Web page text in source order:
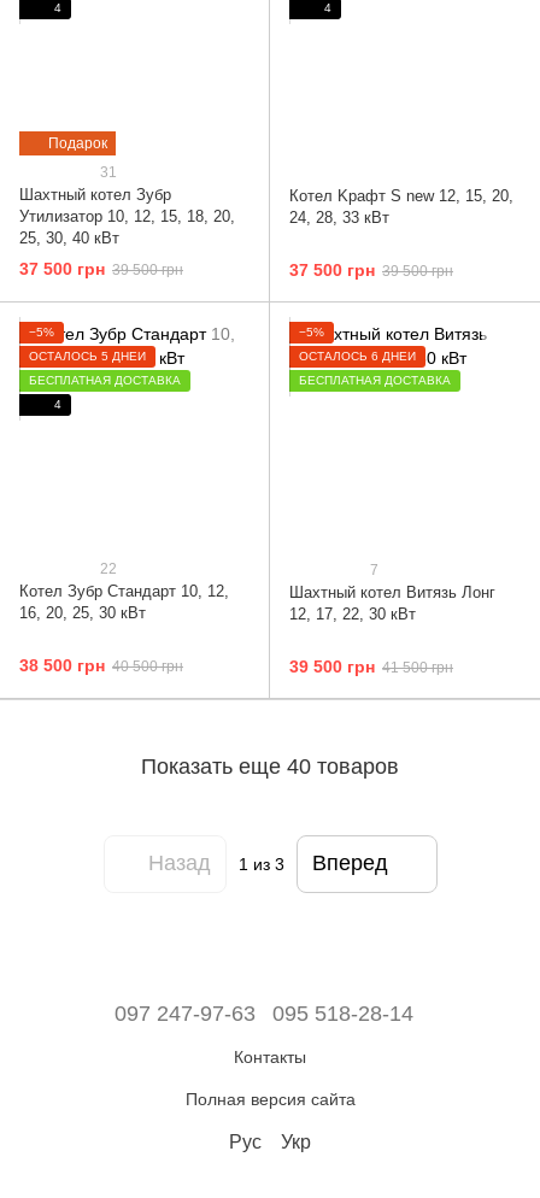
Подарок
4
31
Шахтный котел Зубр
Утилизатор 10, 12, 15, 18, 20,
25, 30, 40 кВт
37 500 грн 39 500 грн
4
Котел Kрафт S new 12, 15, 20,
24, 28, 33 кВт
37 500 грн 39 500 грн
−5%
ОСТАЛОСЬ 5 ДНЕЙ
БЕСПЛАТНАЯ ДОСТАВКА
4
22
Котел Зубр Стандарт 10, 12,
16, 20, 25, 30 кВт
38 500 грн 40 500 грн
−5%
ОСТАЛОСЬ 6 ДНЕЙ
БЕСПЛАТНАЯ ДОСТАВКА
7
Шахтный котел Витязь Лонг
12, 17, 22, 30 кВт
39 500 грн 41 500 грн
Показать еще 40 товаров
Назад 1 из 3 Вперед
097 247-97-63 095 518-28-14
Контакты
Полная версия сайта
Рус Укр